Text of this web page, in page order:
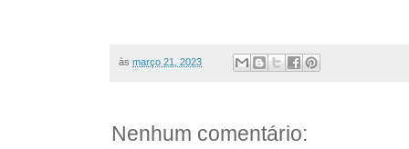
às março 21, 2023
Nenhum comentário: